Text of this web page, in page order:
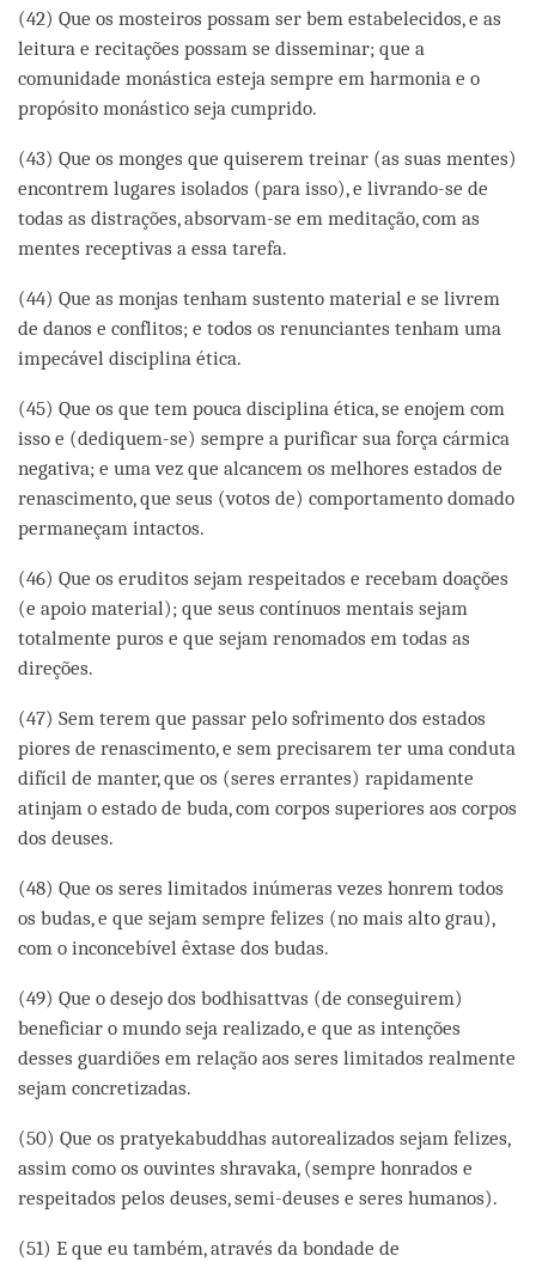
(42) Que os mosteiros possam ser bem estabelecidos, e as
leitura e recitações possam se disseminar; que a
comunidade monástica esteja sempre em harmonia e o
propósito monástico seja cumprido.
(43) Que os monges que quiserem treinar (as suas mentes)
encontrem lugares isolados (para isso), e livrando-se de
todas as distrações, absorvam-se em meditação, com as
mentes receptivas a essa tarefa.
(44) Que as monjas tenham sustento material e se livrem
de danos e conflitos; e todos os renunciantes tenham uma
impecável disciplina ética.
(45) Que os que tem pouca disciplina ética, se enojem com
isso e (dediquem-se) sempre a purificar sua força cármica
negativa; e uma vez que alcancem os melhores estados de
renascimento, que seus (votos de) comportamento domado
permaneçam intactos.
(46) Que os eruditos sejam respeitados e recebam doações
(e apoio material); que seus contínuos mentais sejam
totalmente puros e que sejam renomados em todas as
direções.
(47) Sem terem que passar pelo sofrimento dos estados
piores de renascimento, e sem precisarem ter uma conduta
difícil de manter, que os (seres errantes) rapidamente
atinjam o estado de buda, com corpos superiores aos corpos
dos deuses.
(48) Que os seres limitados inúmeras vezes honrem todos
os budas, e que sejam sempre felizes (no mais alto grau),
com o inconcebível êxtase dos budas.
(49) Que o desejo dos bodhisattvas (de conseguirem)
beneficiar o mundo seja realizado, e que as intenções
desses guardiões em relação aos seres limitados realmente
sejam concretizadas.
(50) Que os pratyekabuddhas autorealizados sejam felizes,
assim como os ouvintes shravaka, (sempre honrados e
respeitados pelos deuses, semi-deuses e seres humanos).
(51) E que eu também, através da bondade de